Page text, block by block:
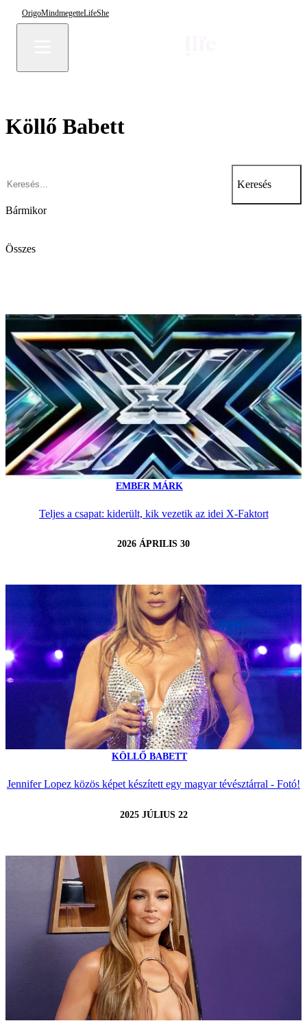
OrigoMindmegetteLifeShe
Köllő Babett
Keresés
Bármikor
Összes
EMBER MÁRK
Teljes a csapat: kiderült, kik vezetik az idei X-Faktort
2026 ÁPRILIS 30
KÖLLŐ BABETT
Jennifer Lopez közös képet készített egy magyar tévésztárral - Fotó!
2025 JÚLIUS 22